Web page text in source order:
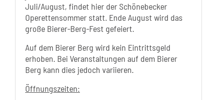
Juli/August, findet hier der Schönebecker
Operettensommer statt. Ende August wird das
große Bierer-Berg-Fest gefeiert.
Auf dem Bierer Berg wird kein Eintrittsgeld
erhoben. Bei Veranstaltungen auf dem Bierer
Berg kann dies jedoch variieren.
Öffnungszeiten: